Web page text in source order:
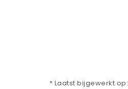
* Laatst bijgewerkt op: